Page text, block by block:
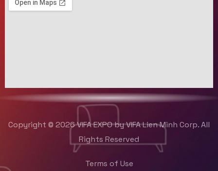
Copyright © 2026 VIFA EXPO by VIFA Lien Minh Corp. All
Rights Reserved
Terms of Use